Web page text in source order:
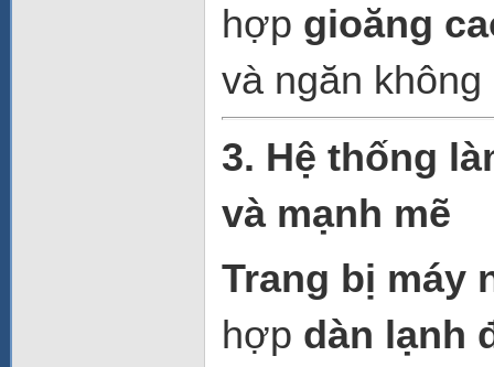
hợp gioăng
và ngăn
3. Hệ thống
và mạnh mẽ
Trang bị máy
hợp dàn lạnh